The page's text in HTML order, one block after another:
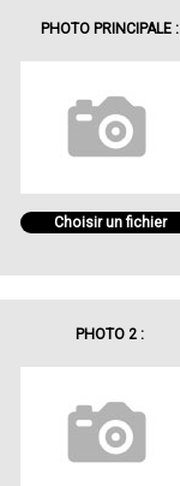
PHOTO PRINCIPALE :
Choisir un fichier
PHOTO 2 :